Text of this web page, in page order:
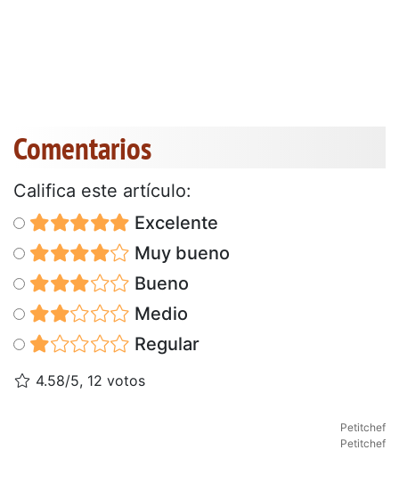
Comentarios
Califica este artículo:
Excelente
Muy bueno
Bueno
Medio
Regular
4.58/5, 12 votos
Petitchef
Petitchef